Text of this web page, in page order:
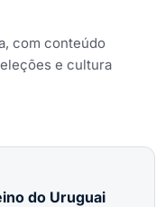
com conteúdo
e cultura
do Uruguai